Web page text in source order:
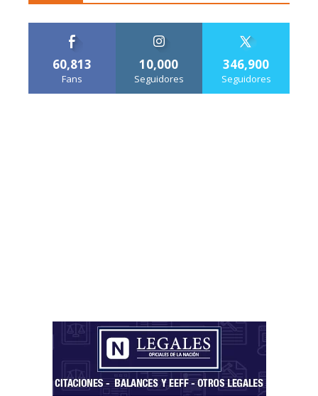
60,813
Fans
10,000
Seguidores
346,900
Seguidores